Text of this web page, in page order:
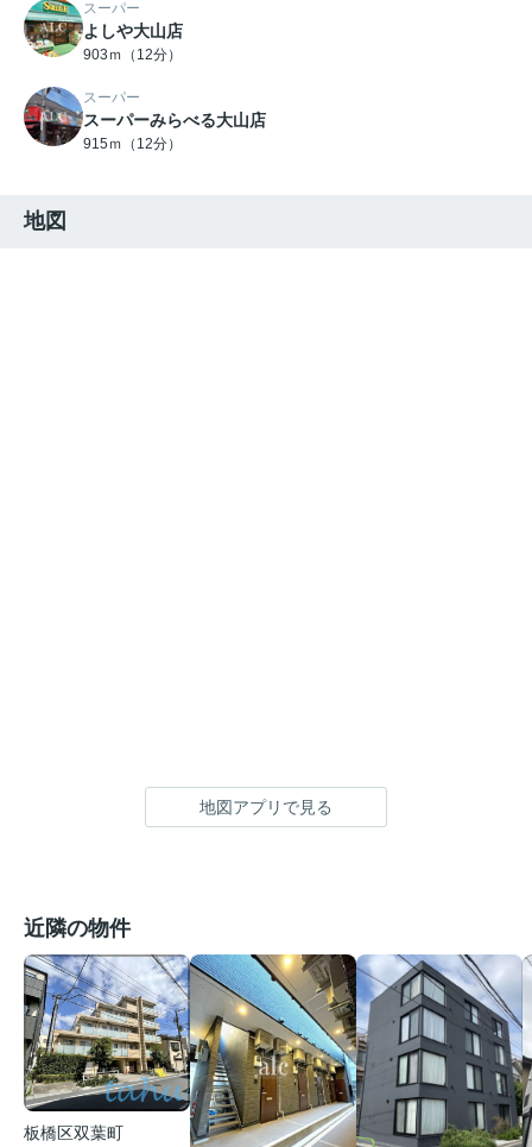
スーパー
よしや大山店
903ｍ（12分）
スーパー
スーパーみらべる大山店
915ｍ（12分）
地図
地図アプリで見る
近隣の物件
板橋区双葉町